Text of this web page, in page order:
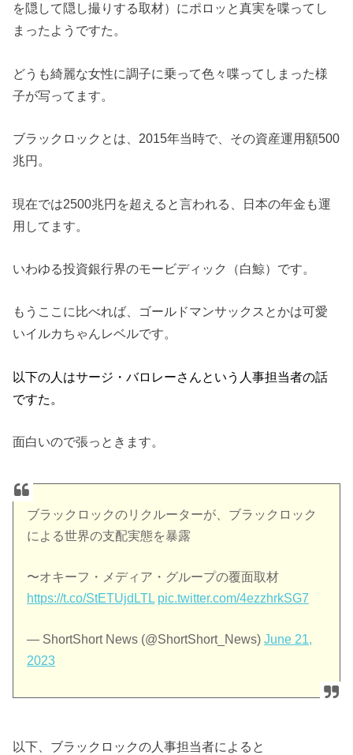
を隠して隠し撮りする取材）にポロッと真実を喋ってし
まったようですた。
どうも綺麗な女性に調子に乗って色々喋ってしまった様
子が写ってます。
ブラックロックとは、2015年当時で、その資産運用額500
兆円。
現在では2500兆円を超えると言われる、日本の年金も運
用してます。
いわゆる投資銀行界のモービディック（白鯨）です。
もうここに比べれば、ゴールドマンサックスとかは可愛
いイルカちゃんレベルです。
以下の人はサージ・バロレーさんという人事担当者の話
ですた。
面白いので張っときます。
ブラックロックのリクルーターが、ブラックロック
による世界の支配実態を暴露
〜オキーフ・メディア・グループの覆面取材
https://t.co/StETUjdLTL pic.twitter.com/4ezzhrkSG7
— ShortShort News (@ShortShort_News)June 21,
2023
以下、ブラックロックの人事担当者によると